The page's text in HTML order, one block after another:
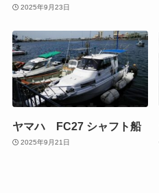
2025年9月23日
ヤマハ FC27 シャフト船
2025年9月21日